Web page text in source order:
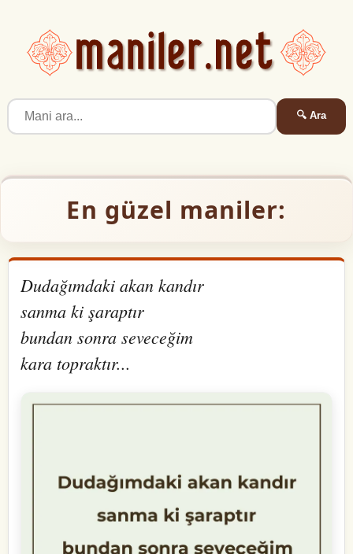
🔍 Ara
En güzel maniler:
Dudağımdaki akan kandır
sanma ki şaraptır
bundan sonra seveceğim
kara topraktır...